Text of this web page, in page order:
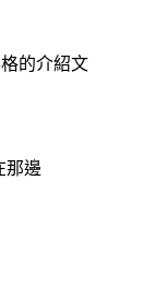
的介紹文
那邊